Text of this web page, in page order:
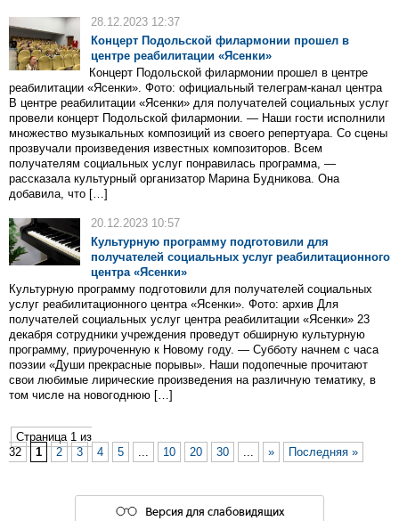
28.12.2023 12:37
Концерт Подольской филармонии прошел в
центре реабилитации «Ясенки»
Концерт Подольской филармонии прошел в центре
реабилитации «Ясенки». Фото: официальный телеграм-канал центра
В центре реабилитации «Ясенки» для получателей социальных услуг
провели концерт Подольской филармонии. — Наши гости исполнили
множество музыкальных композиций из своего репертуара. Со сцены
прозвучали произведения известных композиторов. Всем
получателям социальных услуг понравилась программа, —
рассказала культурный организатор Марина Будникова. Она
добавила, что […]
20.12.2023 10:57
Культурную программу подготовили для
получателей социальных услуг реабилитационного
центра «Ясенки»
Культурную программу подготовили для получателей социальных
услуг реабилитационного центра «Ясенки». Фото: архив Для
получателей социальных услуг центра реабилитации «Ясенки» 23
декабря сотрудники учреждения проведут обширную культурную
программу, приуроченную к Новому году. — Субботу начнем с часа
поэзии «Души прекрасные порывы». Наши подопечные прочитают
свои любимые лирические произведения на различную тематику, в
том числе на новогоднюю […]
Страница 1 из
32
1 2 3 4 5 10 20 30 » Последняя »
Версия для слабовидящих